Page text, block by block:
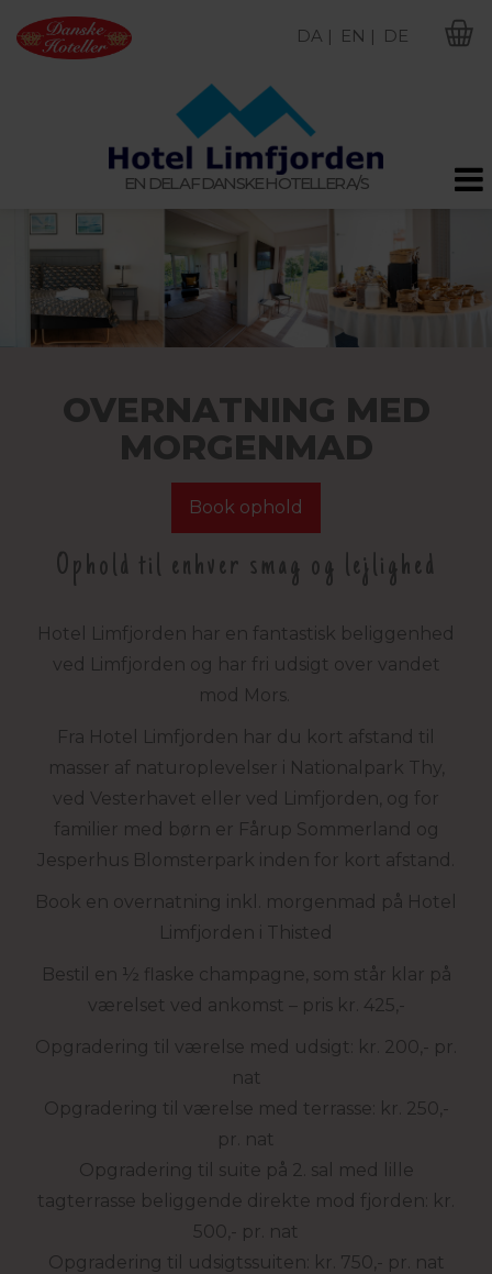
EN DEL AF DANSKE HOTELLER A/S
DA | EN | DE
OVERNATNING MED
MORGENMAD
Book ophold
Ophold til enhver smag og lejlighed
Hotel Limfjorden har en fantastisk beliggenhed
ved Limfjorden og har fri udsigt over vandet
mod Mors.
Fra Hotel Limfjorden har du kort afstand til
masser af naturoplevelser i Nationalpark Thy,
ved Vesterhavet eller ved Limfjorden, og for
familier med børn er Fårup Sommerland og
Jesperhus Blomsterpark inden for kort afstand.
Book en overnatning inkl. morgenmad på Hotel
Limfjorden i Thisted
Bestil en ½ flaske champagne, som står klar på
værelset ved ankomst – pris kr. 425,-
Opgradering til værelse med udsigt: kr. 200,- pr.
nat
Opgradering til værelse med terrasse: kr. 250,-
pr. nat
Opgradering til suite på 2. sal med lille
tagterrasse beliggende direkte mod fjorden: kr.
500,- pr. nat
Opgradering til udsigtssuiten: kr. 750,- pr. nat